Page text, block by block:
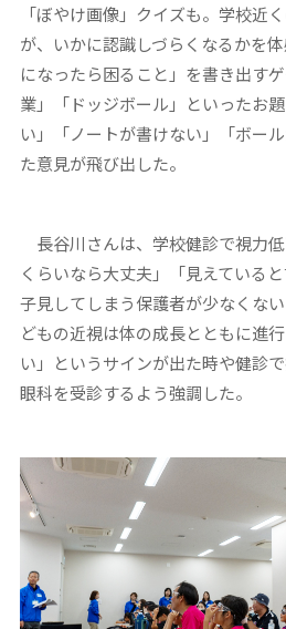
「ぼやけ画像」クイズも。学校近
が、いかに認識しづらくなるかを
になったら困ること」を書き出す
業」「ドッジボール」といったお
い」「ノートが書けない」「ボー
た意見が飛び出した。
長谷川さんは、学校健診で視力
くらいなら大丈夫」「見えている
子見してしまう保護者が少なくな
どもの近視は体の成長とともに進
い」というサインが出た時や健診
眼科を受診するよう強調した。